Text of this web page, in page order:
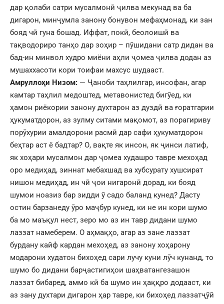
дар қолаби сатри мусалмонӣ ҷилва мекунад ва ба
дигарон, минҷумла занону бонувон мефаҳмонад, ки зан
бояд чӣ гуна бошад. Иффат, покӣ, беолоишӣ ва
тақводориро танҳо дар зоҳир – пӯшидани сатр дидан ва
бад-ин минвол худро миёни аҳли ҷомеа ҷилва додан аз
мушаххасоти кори тоифаи махсус шудааст.
Амруллоҳи Низом: — Ҷаноби таҳлилгар, инсофан, агар
камтар таҳлил медоштед, метавонистед бигӯед, ки
ҳамон риёкории занону духтарон аз дуздӣ ва ғоратгарии
ҳукуматдорон, аз зулму ситами мақомот, аз порагириву
порӯхурии амалдорони расмӣ дар сафи ҳукуматдорон
беҳтар аст ё бадтар? О, вақте як инсон, як ҷинси латиф,
як хоҳари мусалмон дар ҷомеа худашро тавре мехоҳад
оро медиҳад, зиннат мебахшад ва хубсурату хушсират
нишон медиҳад, ин чӣ ҷои нигаронӣ дорад, ки бояд
шумои ноазиз бар зидди ӯ садо баланд кунед? Дасту
остин барзанеду ӯро маҷбур кунед, ки не ин кори шумо
ба мо маъқул нест, зеро мо аз ин тавр дидани шумо
лаззат намеберем. О аҳмақҳо, агар аз зане лаззат
бурдану кайф кардан мехоҳед, аз занону хоҳарону
модарони худатон бихоҳед сари лучу куни лӯч кунанд, то
шумо бо дидани барҷастигиҳои шаҳватангезашон
лаззат бибаред, аммо кӣ ба шумо ин ҳаққро додааст, ки
аз зану духтари дигарон ҳар тавре, ки бихоҳед лаззатҷӯӣ